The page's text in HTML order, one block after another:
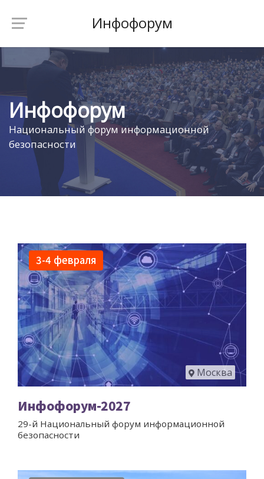
Инфофорум
Инфофорум
Национальный форум информационной
безопасности
3-4 февраля
Москва
Инфофорум-2027
29-й Национальный форум информационной
безопасности